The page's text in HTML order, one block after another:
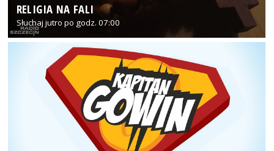
RELIGIA NA FALI
Słuchaj jutro po godz. 07:00